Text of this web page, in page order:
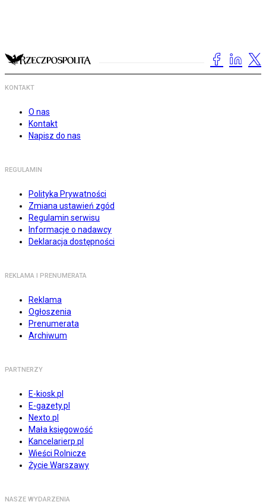
KONTAKT
O nas
Kontakt
Napisz do nas
REGULAMIN
Polityka Prywatności
Zmiana ustawień zgód
Regulamin serwisu
Informacje o nadawcy
Deklaracja dostępności
REKLAMA I PRENUMERATA
Reklama
Ogłoszenia
Prenumerata
Archiwum
PARTNERZY
E-kiosk.pl
E-gazety.pl
Nexto.pl
Mała księgowość
Kancelarierp.pl
Wieści Rolnicze
Życie Warszawy
NASZE WYDARZENIA